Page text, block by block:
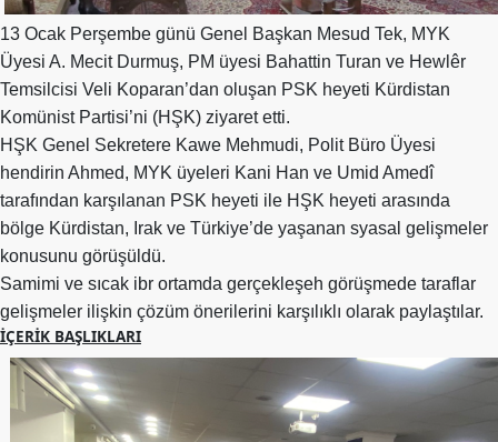
Yönetim
Kurulu
Kadın
Parti
Meclisi
İl
Örgütleri
Gençlik
Kolları
GÜNDEM
Basından
Basın
13 Ocak Perşembe günü Genel Başkan Mesud Tek, MYK
Üyesi A. Mecit Durmuş, PM üyesi Bahattin Turan ve Hewlêr
Temsilcisi Veli Koparan’dan oluşan PSK heyeti Kürdistan
Komünist Partisi’ni (HŞK) ziyaret etti.
HŞK Genel Sekretere Kawe Mehmudi, Polit Büro Üyesi
hendirin Ahmed, MYK üyeleri Kani Han ve Umid Amedî
tarafından karşılanan PSK heyeti ile HŞK heyeti arasında
bölge Kürdistan, Irak ve Türkiye’de yaşanan syasal gelişmeler
konusunu görüşüldü.
Samimi ve sıcak ibr ortamda gerçekleşeh görüşmede taraflar
gelişmeler ilişkin çözüm önerilerini karşılıklı olarak paylaştılar.
İÇERIK BAŞLIKLARI